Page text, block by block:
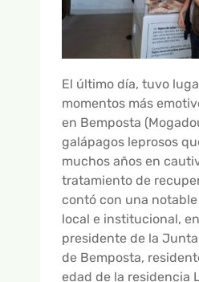
El último día, tuvo
momentos más
en Bemposta
galápagos leprosos
muchos años en
tratamiento de
contó con una
local e institucional,
presidente de la
de Bemposta,
edad de la residencia